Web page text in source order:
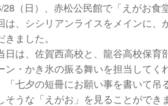
（日）、赤松公民館で「えがお食
は、シシリアンライスをメインに
きました。
日は、佐賀西高校と、龍谷高校保育
ン・かき氷の振る舞いを担当してく
「七夕の短冊にお願い事を書いて
そうな「えがお」を見ることができ